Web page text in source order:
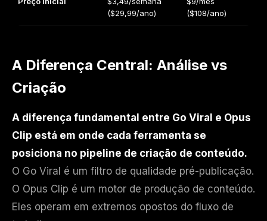
($29,99/ano)
($108/ano)
A Diferença Central: Análise vs
Criação
A diferença fundamental entre Go Viral e Opus
Clip está em onde cada ferramenta se
posiciona no pipeline de criação de conteúdo.
O Go Viral é um filtro de qualidade pré-publicação.
O Opus Clip é um motor de produção de conteúdo.
Eles operam em extremos opostos do fluxo de